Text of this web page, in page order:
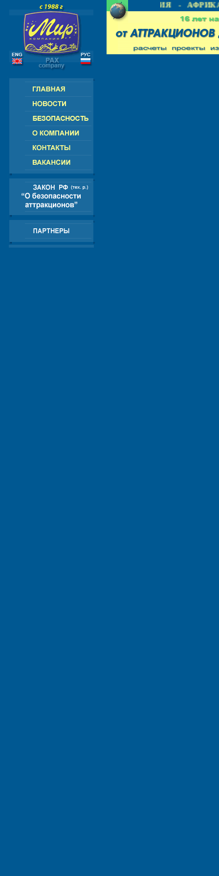
СНГ - ЕВРОПА - АМЕРИКА - АЗИЯ - АФРИКА